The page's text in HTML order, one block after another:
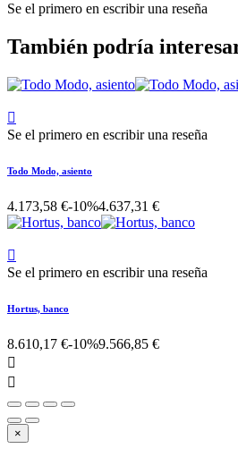
Se el primero en escribir una reseña
También podría

Se el primero en escribir una reseña
Todo Modo, asiento
4.173,58 €-10%4.637,31 €

Se el primero en escribir una reseña
Hortus, banco
8.610,17 €-10%9.566,85 €


×